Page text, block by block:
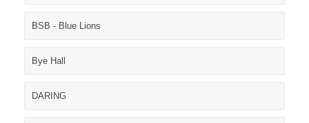
BSB - Blue Lions
Bye Hall
DARING